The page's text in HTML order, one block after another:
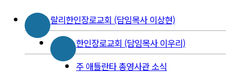
랄리한인장로교회 (담임목사 이상현)
한인장로교회 (담임목사 이우리)
주 애틀란타 총영사관 소식